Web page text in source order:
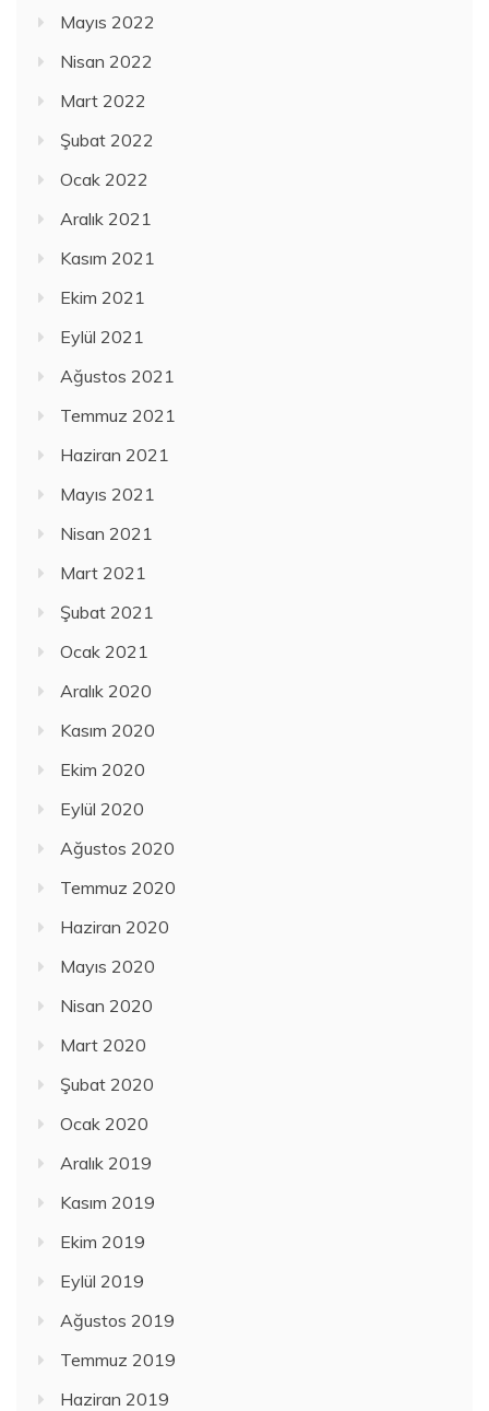
Mayıs 2022
Nisan 2022
Mart 2022
Şubat 2022
Ocak 2022
Aralık 2021
Kasım 2021
Ekim 2021
Eylül 2021
Ağustos 2021
Temmuz 2021
Haziran 2021
Mayıs 2021
Nisan 2021
Mart 2021
Şubat 2021
Ocak 2021
Aralık 2020
Kasım 2020
Ekim 2020
Eylül 2020
Ağustos 2020
Temmuz 2020
Haziran 2020
Mayıs 2020
Nisan 2020
Mart 2020
Şubat 2020
Ocak 2020
Aralık 2019
Kasım 2019
Ekim 2019
Eylül 2019
Ağustos 2019
Temmuz 2019
Haziran 2019